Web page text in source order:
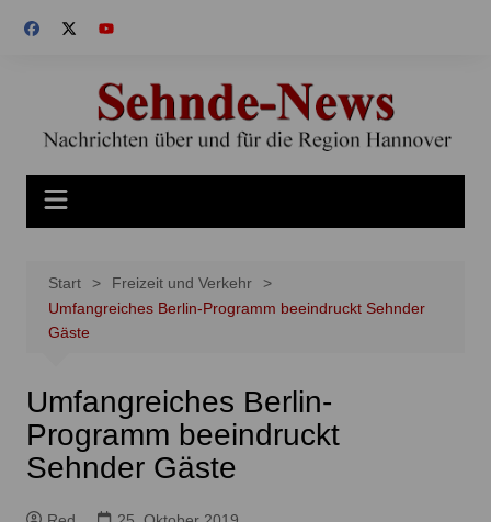
Inhalt
Start
Freizeit und Verkehr
Umfangreiches Berlin-Programm beeindruckt Sehnder
Gäste
Umfangreiches Berlin-
Programm beeindruckt
Sehnder Gäste